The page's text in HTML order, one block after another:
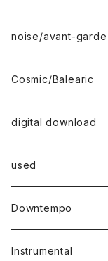
noise/avant-garde
Cosmic/Balearic
digital download
used
Downtempo
Instrumental